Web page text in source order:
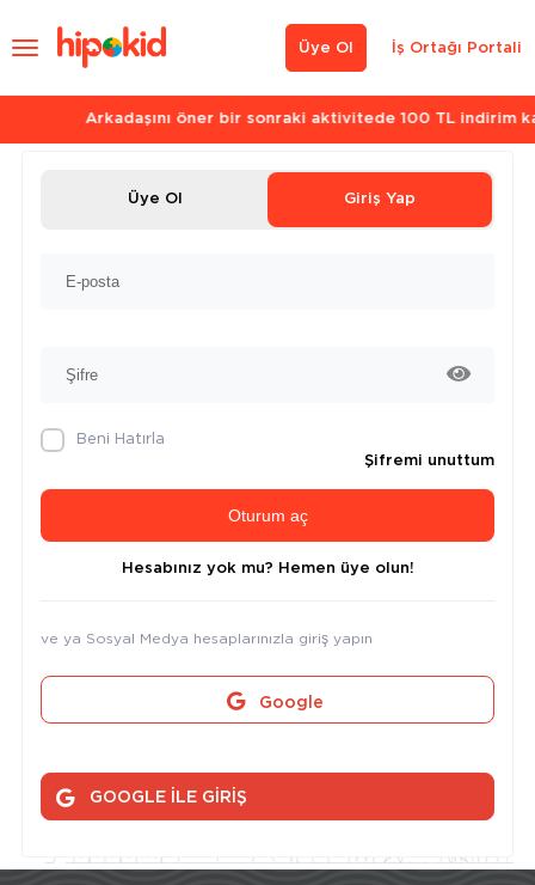
İş Ortağı Portali
Üye Ol
Arkadaşını öner bir sonraki aktivitede 100 TL indirim kazan.
Üye Ol Giriş Yap
Beni Hatırla
Şifremi unuttum
Oturum aç
Hesabınız yok mu? Hemen üye olun!
ve ya Sosyal Medya hesaplarınızla giriş yapın
Google
GOOGLE İLE GİRİŞ